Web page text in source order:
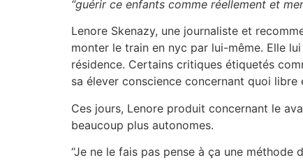
“guérir ce enfants comme réellement et
Lenore Skenazy, une journaliste et
monter le train en nyc par lui-même. Elle
résidence. Certains critiques étiquetés
sa élever conscience concernant quoi
Ces jours, Lenore produit concernant le
beaucoup plus autonomes.
“Je ne le fais pas pense à ça une